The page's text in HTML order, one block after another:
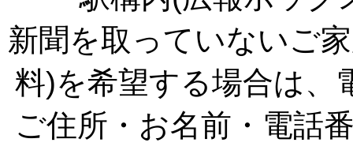
新聞を取っていないご
料)を希望する場合は、
ご住所・お名前・電話